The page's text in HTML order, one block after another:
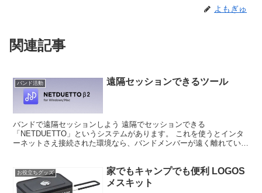
よもぎゅ
関連記事
バンド活動 遠隔セッションできるツール
バンドで遠隔セッションしよう 遠隔でセッションできる
「NETDUETTO」というシステムがあります。 これを使うとインタ
ーネットさえ接続された環境なら、バンドメンバーが遠く離れていて
お役立ちグッズ
家でもキャンプでも便利 LOGOS
メスキット